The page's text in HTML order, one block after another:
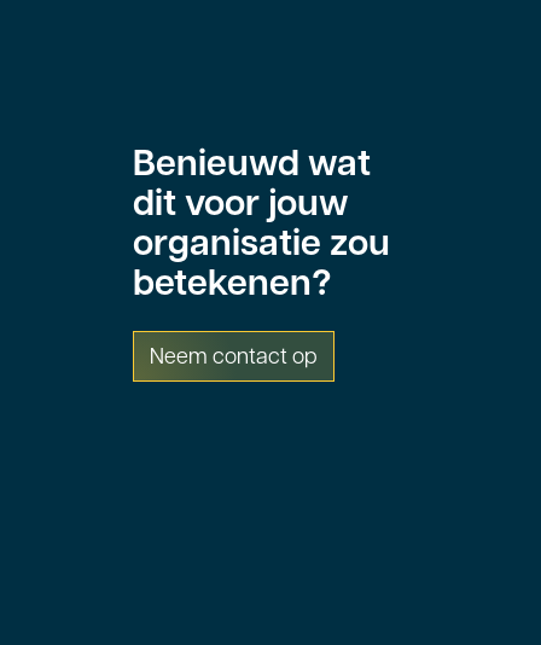
Benieuwd wat
dit voor jouw
organisatie zou
betekenen?
Neem contact op